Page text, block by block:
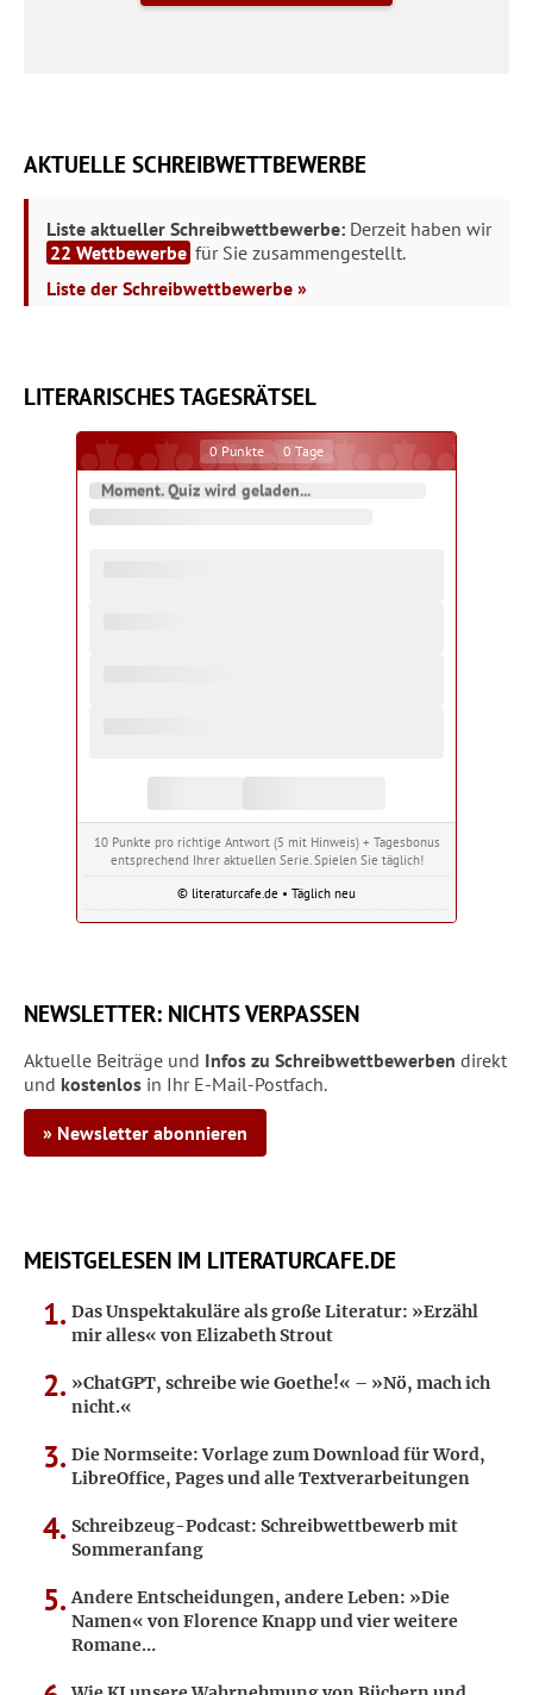
AKTUELLE SCHREIBWETTBEWERBE
Liste aktueller Schreibwettbewerbe: Derzeit haben wir
22 Wettbewerbe für Sie zusammengestellt.
Liste der Schreibwettbewerbe »
LITERARISCHES TAGESRÄTSEL
0 Punkte 0 Tage
Moment. Quiz wird geladen...
10 Punkte pro richtige Antwort (5 mit Hinweis) + Tagesbonus
entsprechend Ihrer aktuellen Serie. Spielen Sie täglich!
© literaturcafe.de • Täglich neu
NEWSLETTER: NICHTS VERPASSEN
Aktuelle Beiträge und Infos zu Schreibwettbewerben direkt
und kostenlos in Ihr E-Mail-Postfach.
» Newsletter abonnieren
MEISTGELESEN IM LITERATURCAFE.DE
Das Unspektakuläre als große Literatur: »Erzähl
mir alles« von Elizabeth Strout
»ChatGPT, schreibe wie Goethe!« – »Nö, mach ich
nicht.«
Die Normseite: Vorlage zum Download für Word,
LibreOffice, Pages und alle Textverarbeitungen
Schreibzeug-Podcast: Schreibwettbewerb mit
Sommeranfang
Andere Entscheidungen, andere Leben: »Die
Namen« von Florence Knapp und vier weitere
Romane…